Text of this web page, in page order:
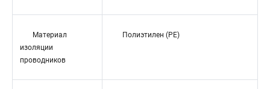
Материал
изоляции
проводников
Полиэтилен (PE)